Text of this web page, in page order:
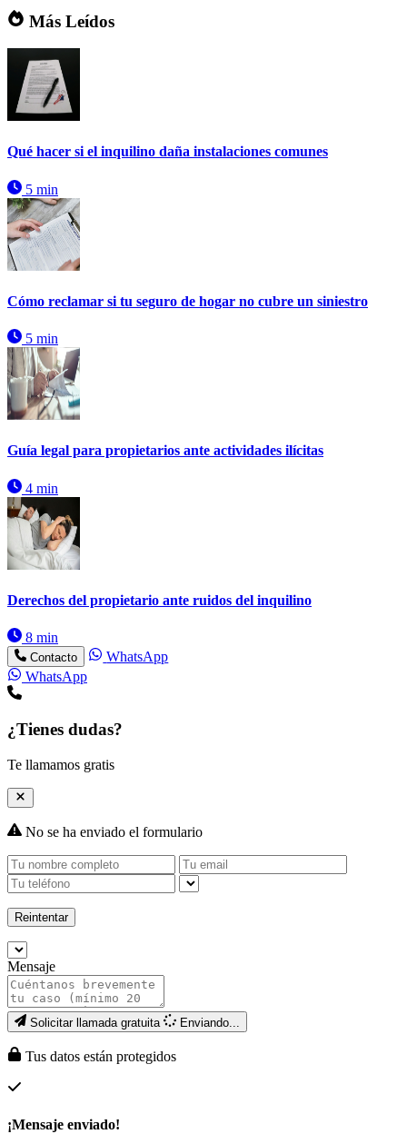
Más Leídos
Qué hacer si el inquilino daña instalaciones comunes
5 min
Cómo reclamar si tu seguro de hogar no cubre un siniestro
5 min
Guía legal para propietarios ante actividades ilícitas
4 min
Derechos del propietario ante ruidos del inquilino
8 min
Contacto
WhatsApp
WhatsApp
¿Tienes dudas?
Te llamamos gratis
No se ha enviado el formulario
Reintentar
Mensaje
Solicitar llamada gratuita Enviando...
Tus datos están protegidos
¡Mensaje enviado!